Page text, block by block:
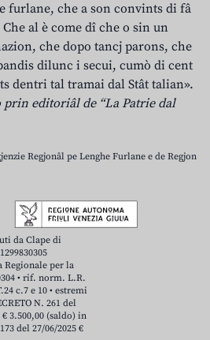
furlane, che a son convints di fâ
al è come dî che o sin un
che dopo tancj parons, che
dilunc i secui, cumò di cent
dentri tal tramai dal Stât talian».
prin editoriâl de “La Patrie dal
Regjonâl pe Lenghe Furlane e de Regjon
da Clape di
Regionale per la
• rif. norm. L.R.
c.7 e 10 • estremi
N. 261 del
3.500,00 (saldo) in
del 27/06/2025 €